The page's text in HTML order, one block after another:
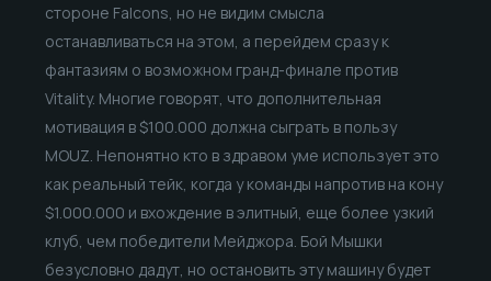
стороне Falcons, но не видим смысла
останавливаться на этом, а перейдем сразу к
фантазиям о возможном гранд-финале против
Vitality. Многие говорят, что дополнительная
мотивация в $100.000 должна сыграть в пользу
MOUZ. Непонятно кто в здравом уме использует это
как реальный тейк, когда у команды напротив на кону
$1.000.000 и вхождение в элитный, еще более узкий
клуб, чем победители Мейджора. Бой Мышки
безусловно дадут, но остановить эту машину будет